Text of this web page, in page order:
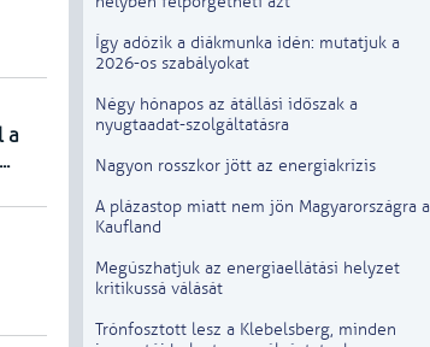
a
Így adózik a diákmunka idén: mutatjuk a
2026-os szabályokat
Négy hónapos az átállási időszak a
nyugtaadat-szolgáltatásra
Nagyon rosszkor jött az energiakrízis
A plázastop miatt nem jön Magyarországra a
Kaufland
Megúszhatjuk az energiaellátási helyzet
kritikussá válását
Trónfosztott lesz a Klebelsberg, minden